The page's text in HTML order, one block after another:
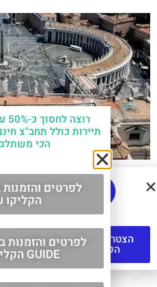
טיפוס לכיפת
הצטרפו לקבוצת
הפייסבוק
תיירות כולל תחב"צ
הכי
הקליקו
GUIDE הקליקו עליי